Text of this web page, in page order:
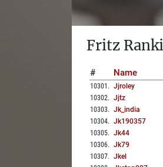
Fritz
# Name
10301 . Jjroley
10302. Jjtz
10303. Jk_india
10304. Jk190357
10305. Jk44
10306. Jk79
10307. Jkel